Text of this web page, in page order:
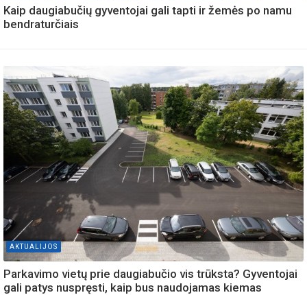
Kaip daugiabučių gyventojai gali tapti ir žemės po namu
bendraturčiais
AKTUALIJOS
Parkavimo vietų prie daugiabučio vis trūksta? Gyventojai
gali patys nuspręsti, kaip bus naudojamas kiemas